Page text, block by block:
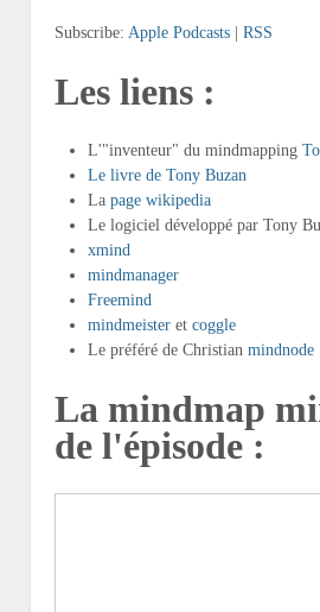
Subscribe: Apple Podcasts RSS
Les liens :
L'"inventeur" du mindmapping
Le livre de Tony Buzan
La page wikipedia
Le logiciel développé par Tony
xmind
mindmanager
Freemind
mindmeister et coggle
Le préféré de Christian mindnode
La mindmap
de l'épisode :